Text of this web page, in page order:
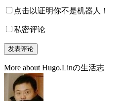
点击以证明你不是机器人！
私密评论
More about Hugo.Linの生活志